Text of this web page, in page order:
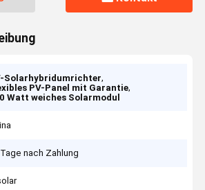
Solarhybridumrichter,
PV-Panel mit Garantie,
Watt weiches Solarmodul
nach Zahlung